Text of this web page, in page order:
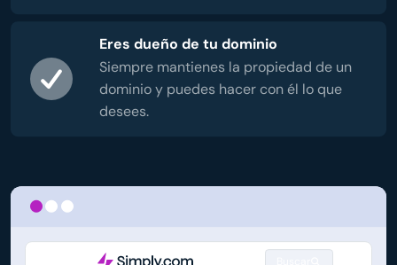
Eres dueño de tu dominio
Siempre mantienes la propiedad de un
dominio y puedes hacer con él lo que
desees.